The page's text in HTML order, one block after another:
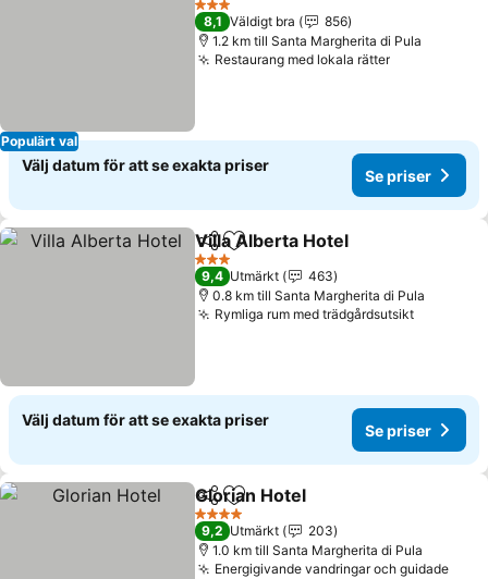
Populärt val
3 Stjärnor
8,1 Väldigt bra
856
1.2 km till Santa Margherita di Pula
Restaurang med lokala rätterSe priser
Välj datum för att se exakta priser
Se priser
Dela Lägg till i Mina Favoriter
Villa Alberta Hotel
3 Stjärnor
9,4 Utmärkt
463
0.8 km till Santa Margherita di Pula
Rymliga rum med trädgårdsutsiktSe priser
Välj datum för att se exakta priser
Se priser
Dela Lägg till i Mina Favoriter
Glorian Hotel
4 Stjärnor
9,2 Utmärkt
203
1.0 km till Santa Margherita di Pula
Energigivande vandringar och guidade